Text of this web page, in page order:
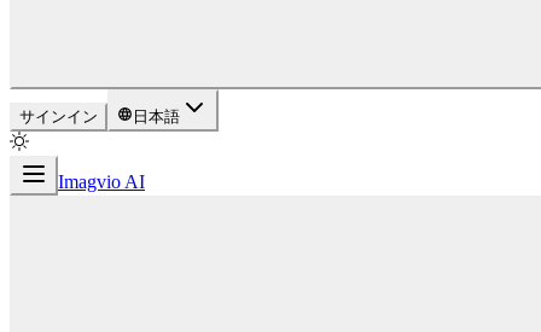
サインイン 日本語
Imagvio AI